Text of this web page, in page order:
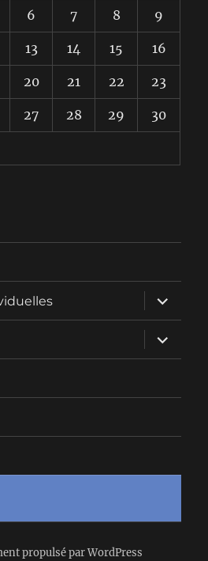
6 7 8 9
13 14 15 16
20 21 22 23
27 28 29 30
ouvrir
le
sous-
menu
ouvrir
le
sous-
propulsé par WordPress